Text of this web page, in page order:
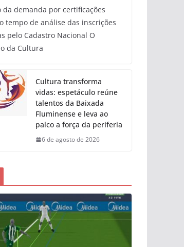
da demanda por certificações
tempo de análise das inscrições
pelo Cadastro Nacional O
da Cultura
Cultura transforma
vidas: espetáculo reúne
talentos da Baixada
Fluminense e leva ao
palco a força da periferia
6 de agosto de 2026